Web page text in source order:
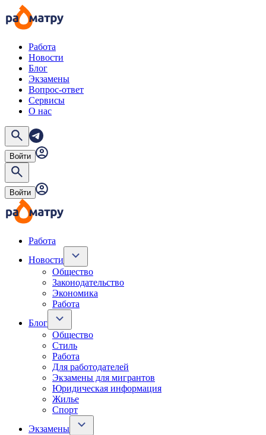
Работа
Новости
Блог
Экзамены
Вопрос-ответ
Сервисы
О нас
Войти
Войти
Работа
Новости
Общество
Законодательство
Экономика
Работа
Блог
Общество
Стиль
Работа
Для работодателей
Экзамены для мигрантов
Юридическая информация
Жилье
Спорт
Экзамены